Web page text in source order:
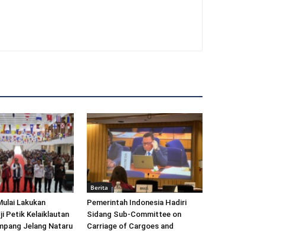
Lakukan
Petik Kelaiklautan
Jelang Nataru
Berita
Pemerintah Indonesia Hadiri
Sidang Sub-Committee on
Carriage of Cargoes and